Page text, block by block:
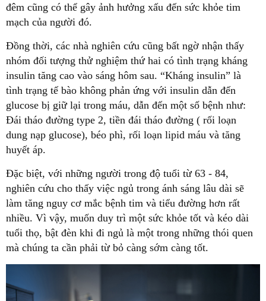
đêm cũng có thể gây ảnh hưởng xấu đến sức khỏe tim
mạch của người đó.
Đồng thời, các nhà nghiên cứu cũng bất ngờ nhận thấy
nhóm đối tượng thử nghiệm thứ hai có tình trạng kháng
insulin tăng cao vào sáng hôm sau. “Kháng insulin” là
tình trạng tế bào không phản ứng với insulin dẫn đến
glucose bị giữ lại trong máu, dẫn đến một số bệnh như:
Đái tháo đường type 2, tiền đái tháo đường ( rối loạn
dung nạp glucose), béo phì, rối loạn lipid máu và tăng
huyết áp.
Đặc biệt, với những người trong độ tuổi từ 63 - 84,
nghiên cứu cho thấy việc ngủ trong ánh sáng lâu dài sẽ
làm tăng nguy cơ mắc bệnh tim và tiểu đường hơn rất
nhiều. Vì vậy, muốn duy trì một sức khỏe tốt và kéo dài
tuổi thọ, bật đèn khi đi ngủ là một trong những thói quen
mà chúng ta cần phải từ bỏ càng sớm càng tốt.